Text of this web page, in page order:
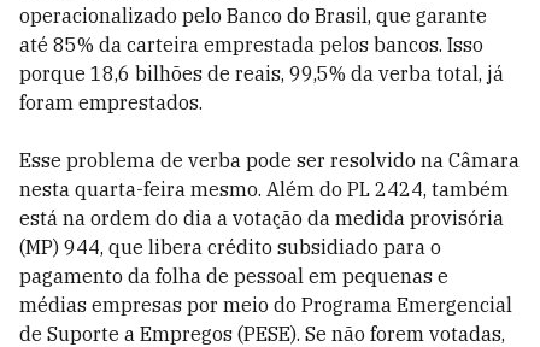
operacionalizado pelo Banco do Brasil, que garante
até 85% da carteira emprestada pelos bancos. Isso
porque 18,6 bilhões de reais, 99,5% da verba total, já
foram emprestados.
Esse problema de verba pode ser resolvido na Câmara
nesta quarta-feira mesmo. Além do PL 2424, também
está na ordem do dia a votação da medida provisória
(MP) 944, que libera crédito subsidiado para o
pagamento da folha de pessoal em pequenas e
médias empresas por meio do Programa Emergencial
de Suporte a Empregos (PESE). Se não forem votadas,